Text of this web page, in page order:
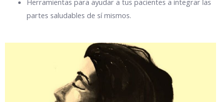
Herramientas para ayudar a tus pacientes a integrar las
partes saludables de sí mismos.